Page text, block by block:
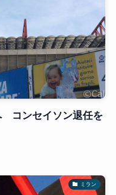
コンセイソン退任を
ミラン